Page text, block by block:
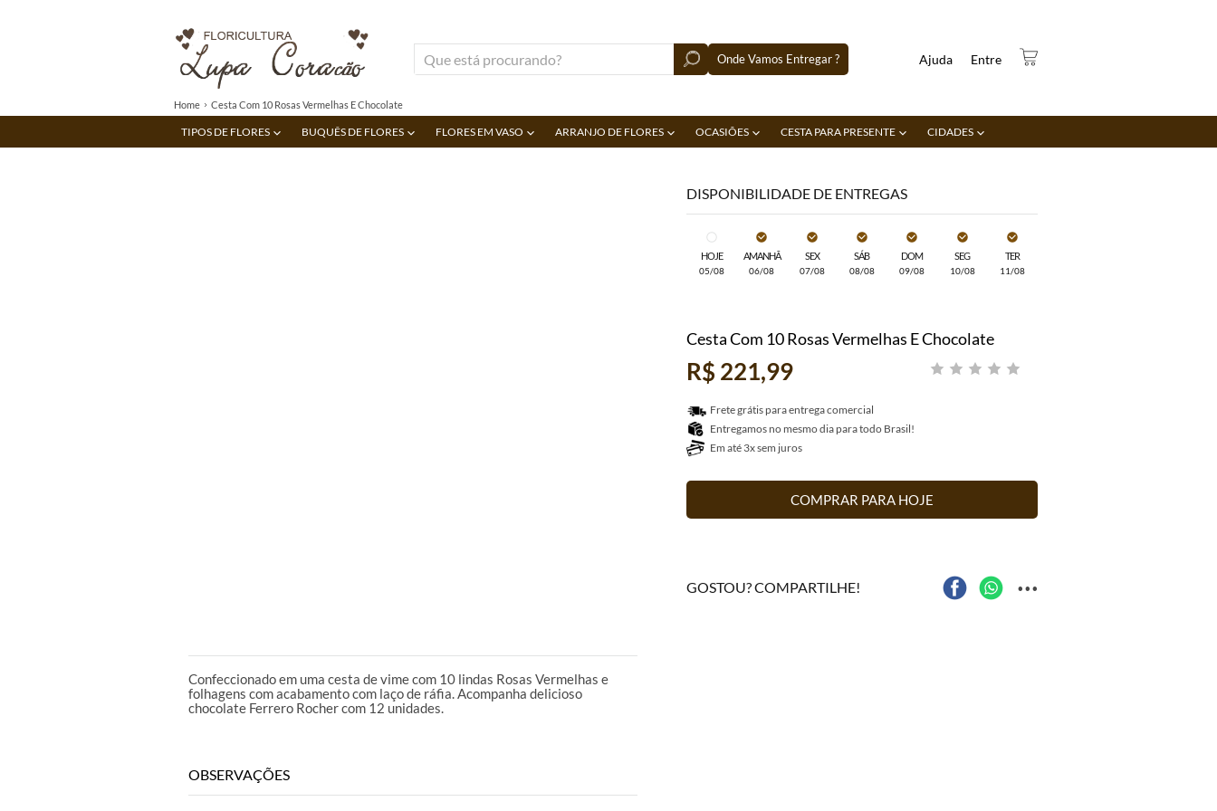
Onde Vamos Entregar ? Entre
Ajuda
TIPOS DE FLORES BUQUÊS DE FLORES FLORES EM VASO ARRANJO DE FLORES OCASIÕES CESTA PARA PRESENTE CIDADES
Home Cesta Com 10 Rosas Vermelhas E Chocolate
Confeccionado em uma cesta de vime com 10 lindas Rosas Vermelhas e
folhagens com acabamento com laço de ráfia. Acompanha delicioso
chocolate Ferrero Rocher com 12 unidades.
OBSERVAÇÕES
DISPONIBILIDADE DE ENTREGAS
HOJE
05/08
AMANHÃ
06/08
SEX
07/08
SÁB
08/08
DOM
09/08
SEG
10/08
TER
11/08
Cesta Com 10 Rosas Vermelhas E Chocolate
R$ 221,99
Frete grátis para entrega comercial
Entregamos no mesmo dia para todo Brasil!
Em até 3x sem juros
COMPRAR PARA HOJE
GOSTOU? COMPARTILHE! ...